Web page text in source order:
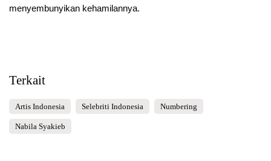
menyembunyikan kehamilannya.
Terkait
Artis Indonesia Selebriti Indonesia Numbering
Nabila Syakieb